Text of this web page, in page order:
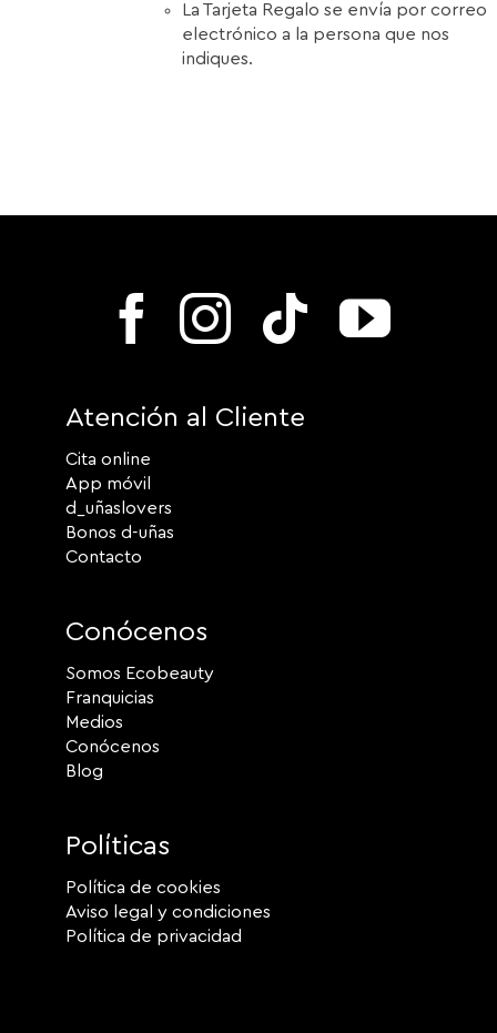
La Tarjeta Regalo se envía por correo
electrónico a la persona que nos
indiques.
Atención al Cliente
Cita online
App móvil
d_uñaslovers
Bonos d-uñas
Contacto
Conócenos
Somos Ecobeauty
Franquicias
Medios
Conócenos
Blog
Políticas
Política de cookies
Aviso legal y condiciones
Política de privacidad